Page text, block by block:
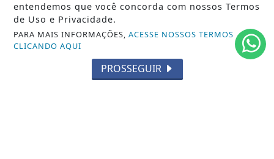
ENTRETENIMENTO
TECNOLOGIA
entendemos que você concorda com nossos Termos
de Uso e Privacidade.
PARA MAIS INFORMAÇÕES,ACESSE NOSSOS TERMOS
CLICANDO AQUI
PROSSEGUIR